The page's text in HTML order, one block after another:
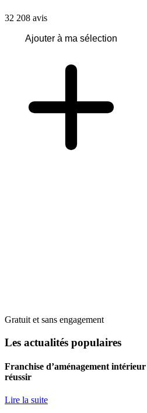
32 208 avis
Ajouter à ma sélection
Gratuit et sans engagement
Les actualités populaires
Franchise d’aménagement
réussir
Lire la suite